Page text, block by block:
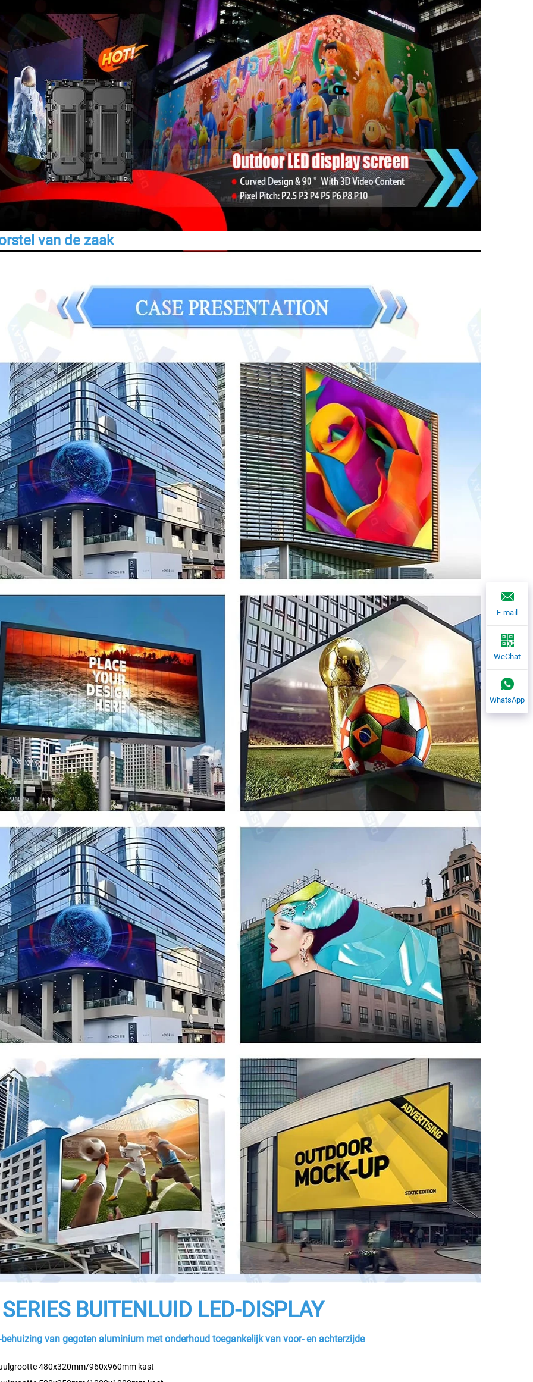
van de zaak
BUITENLUID LED-DISPLAY
behuizing van gegoten aluminium met onderhoud toegankelijk van voor- en achterzijde
480x320mm/960x960mm kast
E-mail
WeChat
WhatsApp